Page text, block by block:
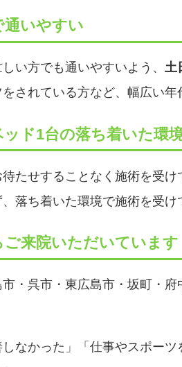
いやすい
い方でも通いやすいよう、 土
されている方など、幅広い年
ド1台の落ち着いた環
たせすることなく施術を受け
落ち着いた環境で施術を受け
来院いただいています
・呉市・東広島市・坂町・
しなかった」「仕事やスポー